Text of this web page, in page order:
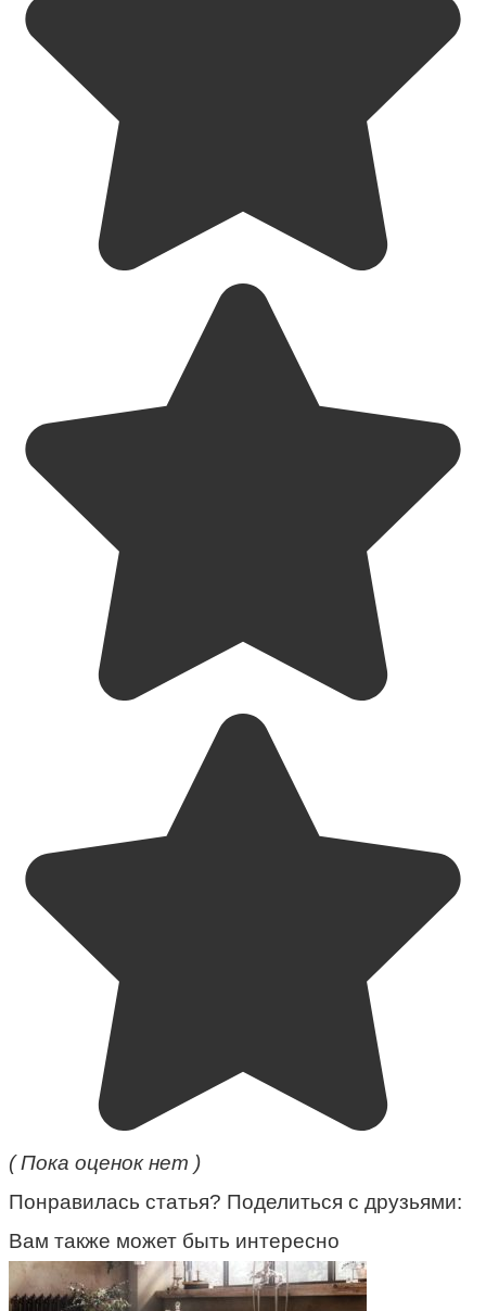
( Пока оценок нет )
Понравилась статья? Поделиться с друзьями:
Вам также может быть интересно